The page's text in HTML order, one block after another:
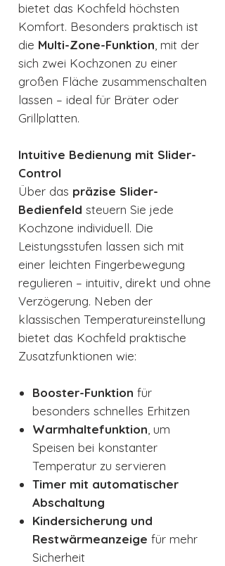
bietet das Kochfeld höchsten
Komfort. Besonders praktisch ist
die Multi-Zone-Funktion, mit der
sich zwei Kochzonen zu einer
großen Fläche zusammenschalten
lassen – ideal für Bräter oder
Grillplatten.
Intuitive Bedienung mit Slider-
Control
Über das präzise Slider-
Bedienfeld steuern Sie jede
Kochzone individuell. Die
Leistungsstufen lassen sich mit
einer leichten Fingerbewegung
regulieren – intuitiv, direkt und ohne
Verzögerung. Neben der
klassischen Temperatureinstellung
bietet das Kochfeld praktische
Zusatzfunktionen wie:
Booster-Funktion für
besonders schnelles Erhitzen
Warmhaltefunktion, um
Speisen bei konstanter
Temperatur zu servieren
Timer mit automatischer
Abschaltung
Kindersicherung und
Restwärmeanzeige für mehr
Sicherheit